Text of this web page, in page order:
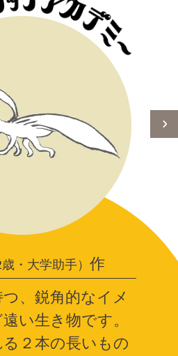
歳・大学助手） 作
、鋭角的なイメ
い生き物です。
２本の長いもの